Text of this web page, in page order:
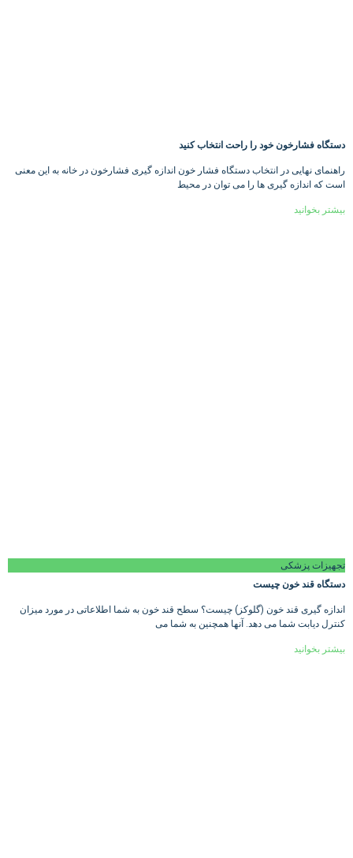
دستگاه فشارخون خود را راحت انتخاب کنید
راهنمای نهایی در انتخاب دستگاه فشار خون اندازه گیری فشارخون در خانه به این معنی
است که اندازه گیری ها را می توان در محیط
بیشتر بخوانید
تجهیزات پزشکی
دستگاه قند خون چیست
اندازه گیری قند خون (گلوکز) چیست؟ سطح قند خون به شما اطلاعاتی در مورد میزان
کنترل دیابت شما می دهد. آنها همچنین به شما می
بیشتر بخوانید